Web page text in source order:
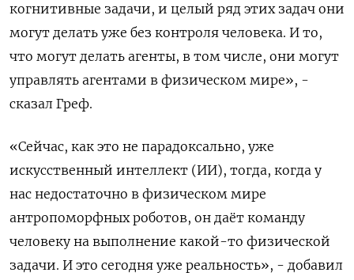
когнитивные задачи, и целый ряд этих ​задач они
могут делать уже без контроля человека. И то,
что могут делать агенты, в том числе, они могут
управлять агентами в физическом мире», -
сказал Греф.
«Сейчас, как это не парадоксально, уже
искусственный интеллект (ИИ), тогда, когда у
нас недостаточно в физическом мире
антропоморфных роботов, он даёт команду
человеку на выполнение какой-то физической
задачи. И это сегодня уже реальность», - добавил